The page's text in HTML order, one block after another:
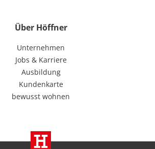
Über Höffner
Unternehmen
Jobs & Karriere
Ausbildung
Kundenkarte
bewusst wohnen